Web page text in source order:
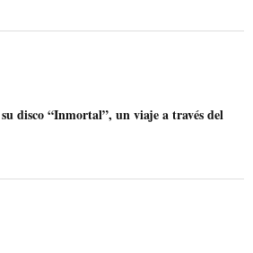
disco “Inmortal”, un viaje a través del